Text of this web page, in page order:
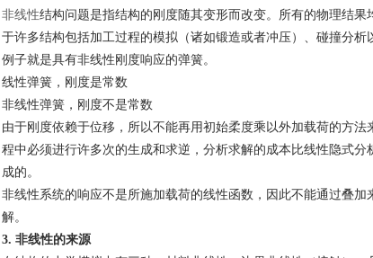
非线性结构问题是指结构的刚度随其变形而改变。所有的物理结
于许多结构包括加工过程的模拟（诸如锻造或者冲压）、碰撞分
例子就是具有非线性刚度响应的弹簧。
线性弹簧，刚度是常数
非线性弹簧，刚度不是常数
由于刚度依赖于位移，所以不能再用初始柔度乘 以外加载荷的方法
程中必须进行许多次的生成和求逆，分析求解的成本比线性隐式
成的。
非线性系统的响应不是所施加载荷的线性函数， 因此不能通过叠加
解。
3. 非线性的来源